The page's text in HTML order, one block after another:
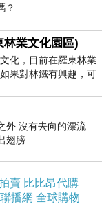
風險，並提
帳士可以提
發展。
以釋放出寶
活。
務活動符合法
求不同，提
需求。
？
業文化園區)
化，目前在羅東林業
果對林鐵有興趣，可
外 沒有去向的漂流
翅膀
賣 比比昂代購
播網 全球購物